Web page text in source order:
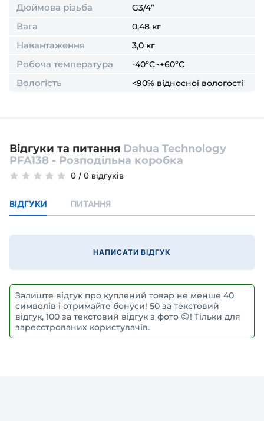
Дюймова різьба G3/4”
Вага 0,48 кг
Навантаження 3,0 кг
Робоча температура -40ºC~+60ºC
Вологість <90% відносної вологості
Відгуки та питання Dahua Technology
PFA138 - Розподільна коробка
0 / 0 відгуків
ВІДГУКИ ПИТАННЯ
НАПИСАТИ ВІДГУК
Залиште відгук про куплений товар не менше 40
символів і отримайте бонуси! 50 за текстовий
відгук, 100 за текстовий відгук з фото 😊! Тільки для
зареєстрованих користувачів.